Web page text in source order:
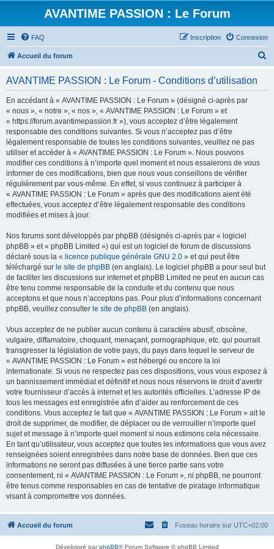
AVANTIME PASSION : Le Forum
FAQ Connexion
Inscription
Accueil du forum
AVANTIME PASSION : Le Forum - Conditions d’utilisation
En accédant à « AVANTIME PASSION : Le Forum » (désigné ci-après par
« nous », « notre », « nos », « AVANTIME PASSION : Le Forum » et
« https://forum.avantimepassion.fr »), vous acceptez d’être légalement
responsable des conditions suivantes. Si vous n’acceptez pas d’être
légalement responsable de toutes les conditions suivantes, veuillez ne pas
utiliser et accéder à « AVANTIME PASSION : Le Forum ». Nous pouvons
modifier ces conditions à n’importe quel moment et nous essaierons de vous
informer de ces modifications, bien que nous vous conseillons de vérifier
régulièrement par vous-même. En effet, si vous continuez à participer à
« AVANTIME PASSION : Le Forum » après que des modifications aient été
effectuées, vous acceptez d’être légalement responsable des conditions
modifiées et mises à jour.
Nos forums sont développés par phpBB (désignés ci-après par « logiciel
phpBB » et « phpBB Limited ») qui est un logiciel de forum de discussions
déclaré sous la « licence publique générale GNU 2.0 » et qui peut être
téléchargé sur le site de phpBB (en anglais). Le logiciel phpBB a pour seul but
de faciliter les discussions sur internet et phpBB Limited ne peut en aucun cas
être tenu comme responsable de la conduite et du contenu que nous
acceptons et que nous n’acceptons pas. Pour plus d’informations concernant
phpBB, veuillez consulter le site de phpBB (en anglais).
Vous acceptez de ne publier aucun contenu à caractère abusif, obscène,
vulgaire, diffamatoire, choquant, menaçant, pornographique, etc. qui pourrait
transgresser la législation de votre pays, du pays dans lequel le serveur de
« AVANTIME PASSION : Le Forum » est hébergé ou encore la loi
internationale. Si vous ne respectez pas ces dispositions, vous vous exposez à
un bannissement immédiat et définitif et nous nous réservons le droit d’avertir
votre fournisseur d’accès à internet et les autorités officielles. L’adresse IP de
tous les messages est enregistrée afin d’aider au renforcement de ces
conditions. Vous acceptez le fait que « AVANTIME PASSION : Le Forum » ait le
droit de supprimer, de modifier, de déplacer ou de verrouiller n’importe quel
sujet et message à n’importe quel moment si nous estimons cela nécessaire.
En tant qu’utilisateur, vous acceptez que toutes les informations que vous avez
renseignées soient enregistrées dans notre base de données. Bien que ces
informations ne seront pas diffusées à une tierce partie sans votre
consentement, ni « AVANTIME PASSION : Le Forum », ni phpBB, ne pourront
être tenus comme responsables en cas de tentative de piratage informatique
visant à compromettre vos données.
Accueil du forum Fuseau horaire sur UTC+02:00
Développé parphpBB® Forum Software © phpBB Limited